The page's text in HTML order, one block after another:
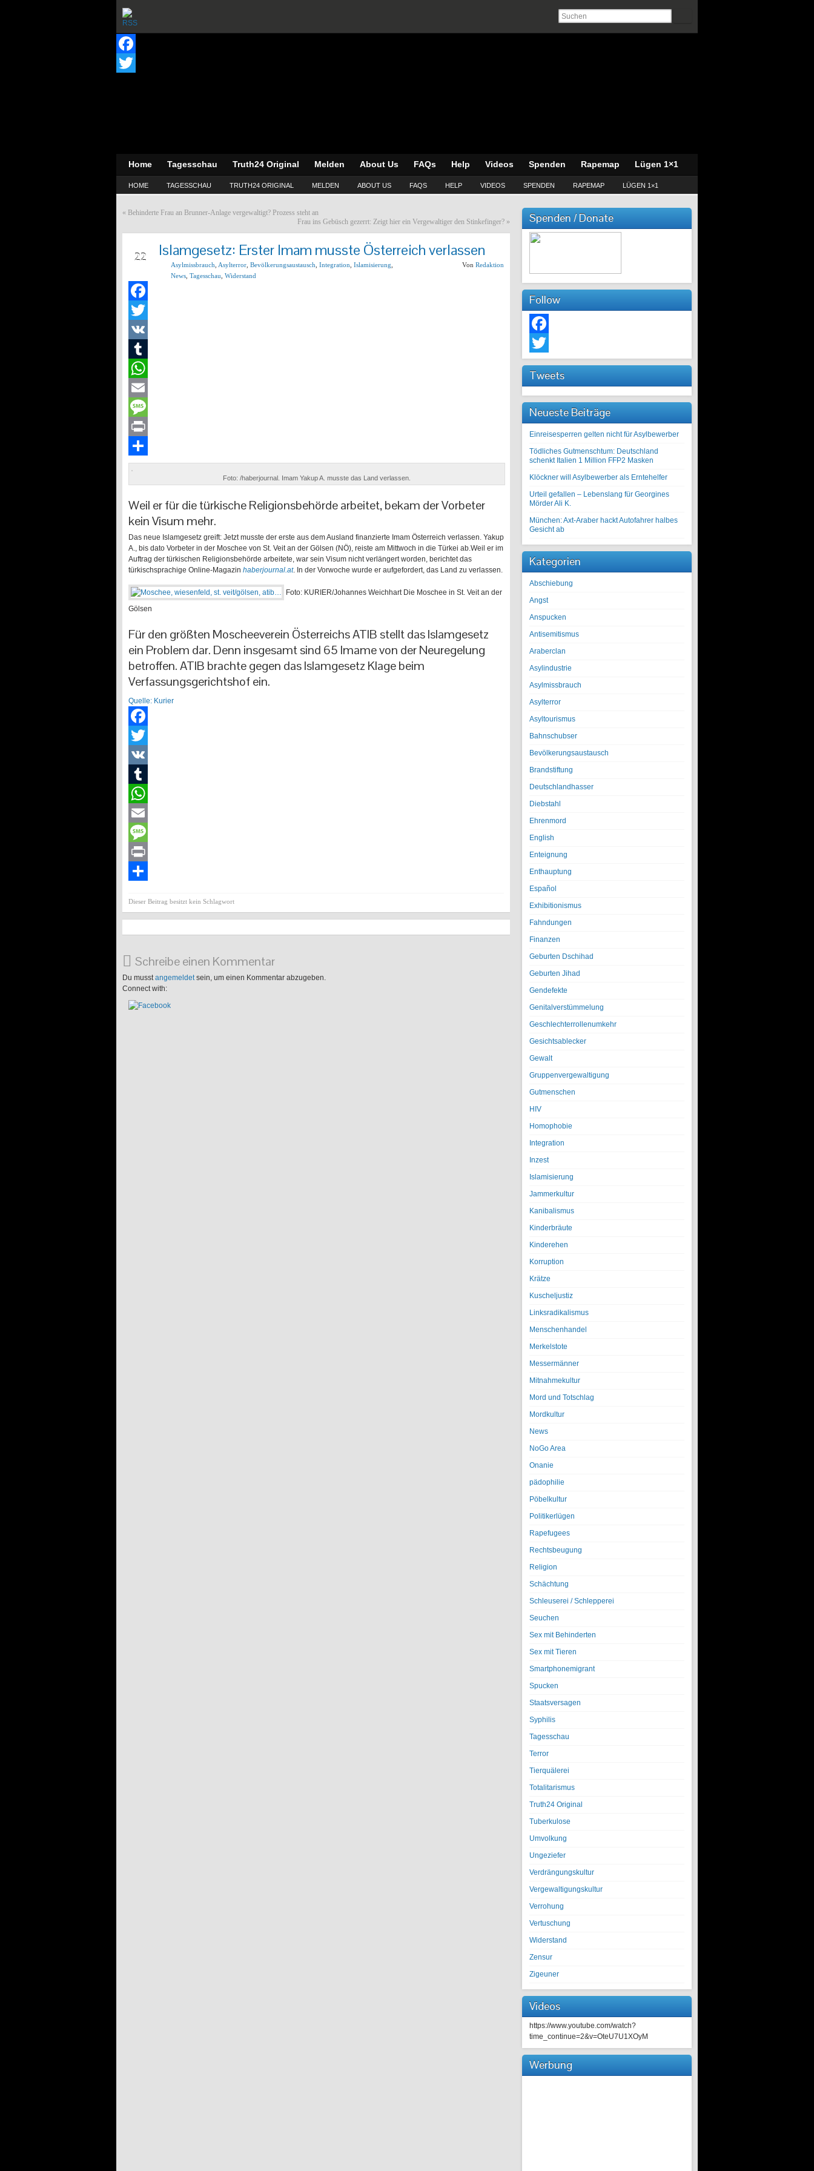
Facebook
Home Tagesschau Truth24 Original Melden About Us FAQs Help Videos Spenden Rapemap Lügen 1×1
HOME TAGESSCHAU TRUTH24 ORIGINAL MELDEN ABOUT US FAQS HELP VIDEOS SPENDEN RAPEMAP LÜGEN 1×1
« Behinderte Frau an Brunner-Anlage vergewaltigt? Prozess steht an
Frau ins Gebüsch gezerrt: Zeigt hier ein Vergewaltiger den Stinkefinger? »
22 Islamgesetz: Erster Imam musste Österreich verlassen
Asylmissbrauch Asylterror Bevölkerungsaustausch Integration Islamisierung
News Tagesschau Widerstand
Von Redaktion
Facebook
Twitter
VK
Tumblr
WhatsApp
Email
Message
Print
Teilen
Foto: /haberjournal. Imam Yakup A. musste das Land verlassen.
Weil er für die türkische Religionsbehörde arbeitet, bekam der Vorbeter
kein Visum mehr.
Das neue Islamgesetz greift: Jetzt musste der erste aus dem Ausland finanzierte Imam Österreich verlassen. Yakup
A., bis dato Vorbeter in der Moschee von St. Veit an der Gölsen (NÖ), reiste am Mittwoch in die Türkei ab.Weil er im
Auftrag der türkischen Religionsbehörde arbeitete, war sein Visum nicht verlängert worden, berichtet das
türkischsprachige Online-Magazin haberjournal.at. In der Vorwoche wurde er aufgefordert, das Land zu verlassen.
Foto: KURIER/Johannes Weichhart Die Moschee in St. Veit an der
Gölsen
Für den größten Moscheeverein Österreichs ATIB stellt das Islamgesetz
ein Problem dar. Denn insgesamt sind 65 Imame von der Neuregelung
betroffen. ATIB brachte gegen das Islamgesetz Klage beim
Verfassungsgerichtshof ein.
Quelle: Kurier
Facebook
Twitter
VK
Tumblr
WhatsApp
Email
Message
Print
Dieser Beitrag besitzt kein Schlagwort
Schreibe einen Kommentar
Du musstangemeldetsein, um einen Kommentar abzugeben.
Connect with:
Spenden / Donate
Follow
Facebook
Tweets
Neueste Beiträge
Einreisesperren gelten nicht für Asylbewerber
Tödliches Gutmenschtum: Deutschland
schenkt Italien 1 Million FFP2 Masken
Klöckner will Asylbewerber als Erntehelfer
Urteil gefallen – Lebenslang für Georgines
Mörder Ali K.
München: Axt-Araber hackt Autofahrer halbes
Gesicht ab
Kategorien
Abschiebung
Angst
Anspucken
Antisemitismus
Araberclan
Asylindustrie
Asylmissbrauch
Asylterror
Asyltourismus
Bahnschubser
Bevölkerungsaustausch
Brandstiftung
Deutschlandhasser
Diebstahl
Ehrenmord
English
Enteignung
Enthauptung
Español
Exhibitionismus
Fahndungen
Finanzen
Geburten Dschihad
Geburten Jihad
Gendefekte
Genitalverstümmelung
Geschlechterrollenumkehr
Gesichtsablecker
Gewalt
Gruppenvergewaltigung
Gutmenschen
HIV
Homophobie
Integration
Inzest
Islamisierung
Jammerkultur
Kanibalismus
Kinderbräute
Kinderehen
Korruption
Krätze
Kuscheljustiz
Linksradikalismus
Menschenhandel
Merkelstote
Messermänner
Mitnahmekultur
Mord und Totschlag
Mordkultur
News
NoGo Area
Onanie
pädophilie
Pöbelkultur
Politikerlügen
Rapefugees
Rechtsbeugung
Religion
Schächtung
Schleuserei / Schlepperei
Seuchen
Sex mit Behinderten
Sex mit Tieren
Smartphonemigrant
Spucken
Staatsversagen
Syphilis
Tagesschau
Terror
Tierquälerei
Totalitarismus
Truth24 Original
Tuberkulose
Umvolkung
Ungeziefer
Verdrängungskultur
Vergewaltigungskultur
Verrohung
Vertuschung
Widerstand
Zensur
Zigeuner
Videos
https://www.youtube.com/watch?
time_continue=2&v=OteU7U1XOyM
Werbung